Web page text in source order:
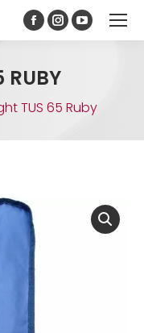
RUBY
TUS 65 Ruby